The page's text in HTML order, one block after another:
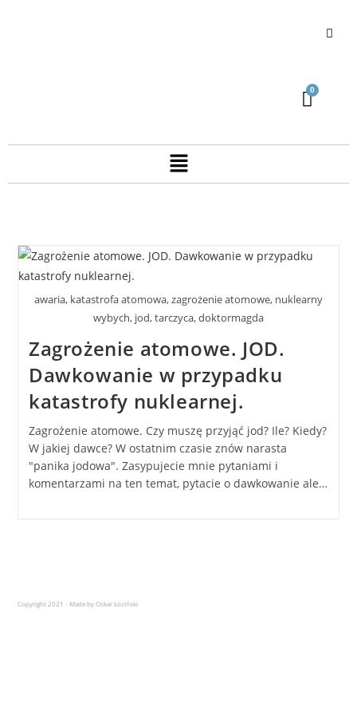
awaria, katastrofa atomowa, zagrożenie atomowe, nuklearny
wybych, jod, tarczyca, doktormagda
Zagrożenie atomowe. JOD.
Dawkowanie w przypadku
katastrofy nuklearnej.
Zagrożenie atomowe. Czy muszę przyjąć jod? Ile? Kiedy?
W jakiej dawce? W ostatnim czasie znów narasta
"panika jodowa". Zasypujecie mnie pytaniami i
komentarzami na ten temat, pytacie o dawkowanie ale…
Copyright 2021 - Made by Oskar Łoziński